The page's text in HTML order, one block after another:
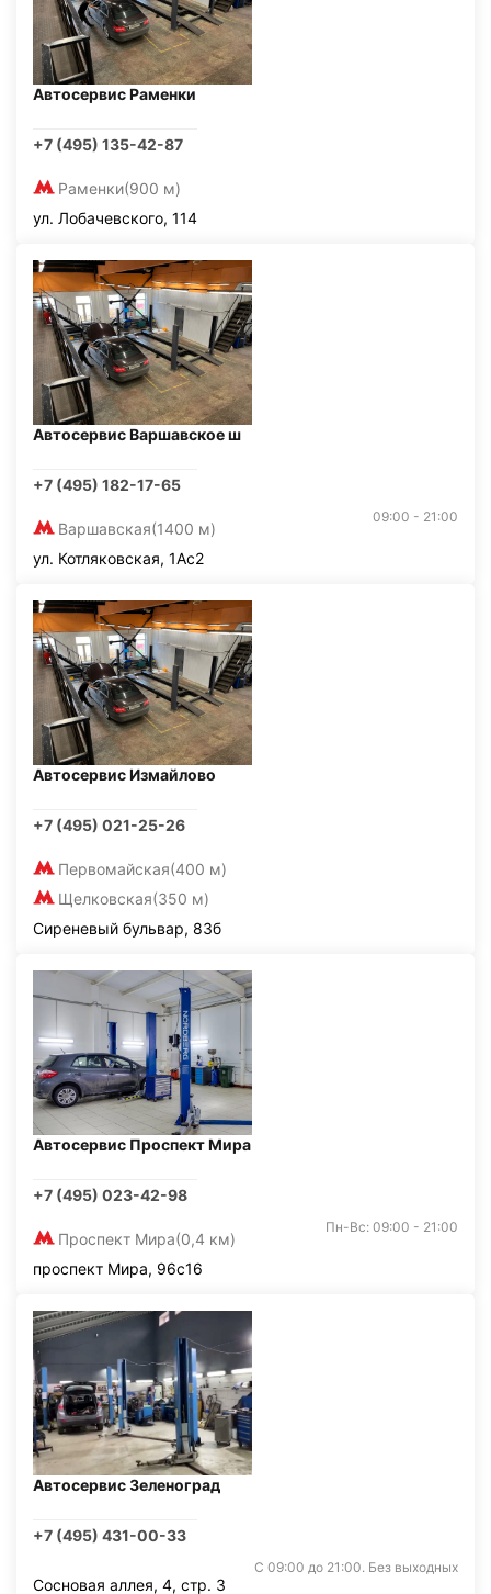
Автосервис Раменки
+7 (495) 135-42-87
Раменки(900 м)
ул. Лобачевского, 114
Автосервис Варшавское ш
+7 (495) 182-17-65
Варшавская(1400 м)
09:00 - 21:00
ул. Котляковская, 1Ас2
Автосервис Измайлово
+7 (495) 021-25-26
Первомайская(400 м)
Щелковская(350 м)
Сиреневый бульвар, 83б
Автосервис Проспект Мира
+7 (495) 023-42-98
Проспект Мира(0,4 км)
Пн-Вс: 09:00 - 21:00
проспект Мира, 96с16
Автосервис Зеленоград
+7 (495) 431-00-33
С 09:00 до 21:00. Без выходных
Сосновая аллея, 4, стр. 3